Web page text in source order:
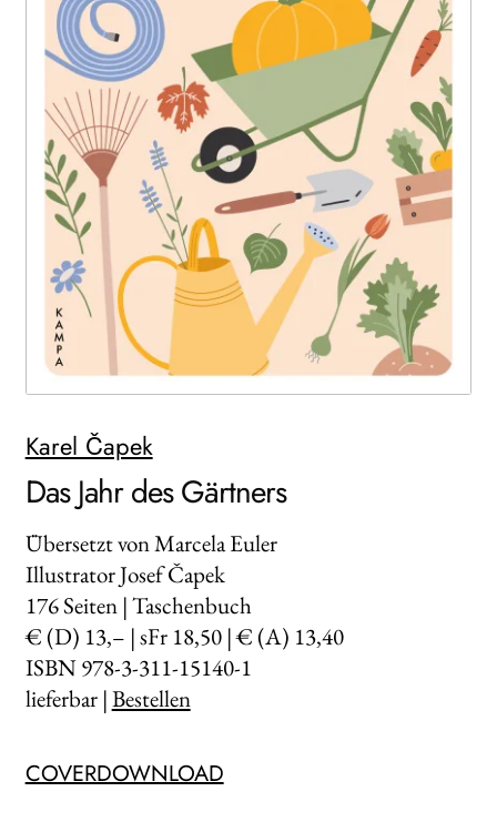
WEITERE VERLAGE
Search:
Karel Čapek
Das Jahr des Gärtners
Übersetzt von Marcela Euler
Illustrator Josef Čapek
176Seiten | Taschenbuch
€ (D) 13,– | sFr 18,50 | € (A) 13,40
ISBN 978-3-311-15140-1
lieferbar |Bestellen
COVERDOWNLOAD